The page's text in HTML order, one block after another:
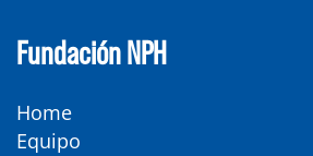
Fundación NPH
Home
Equipo